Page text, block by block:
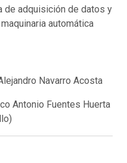
de adquisición de datos y
automática
Navarro Acosta
Antonio Fuentes Huerta